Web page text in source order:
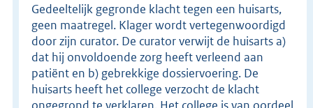
Gedeeltelijk gegronde klacht tegen een huisarts,
geen maatregel. Klager wordt vertegenwoordigd
door zijn curator. De curator verwijt de huisarts a)
dat hij onvoldoende zorg heeft verleend aan
patiënt en b) gebrekkige dossiervoering. De
huisarts heeft het college verzocht de klacht
ongegrond te verklaren. Het college is van oordeel